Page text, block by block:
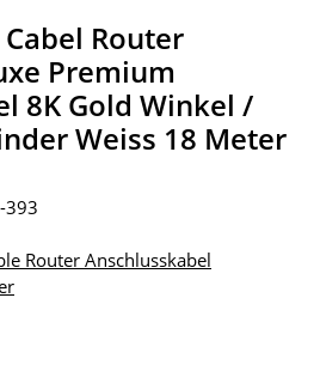
Router
Premium
8K Gold Winkel /
Weiss 18 Meter
393
Router Anschlusskabel